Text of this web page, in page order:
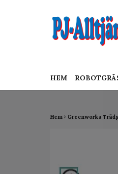
Hem Greenworks
HEM